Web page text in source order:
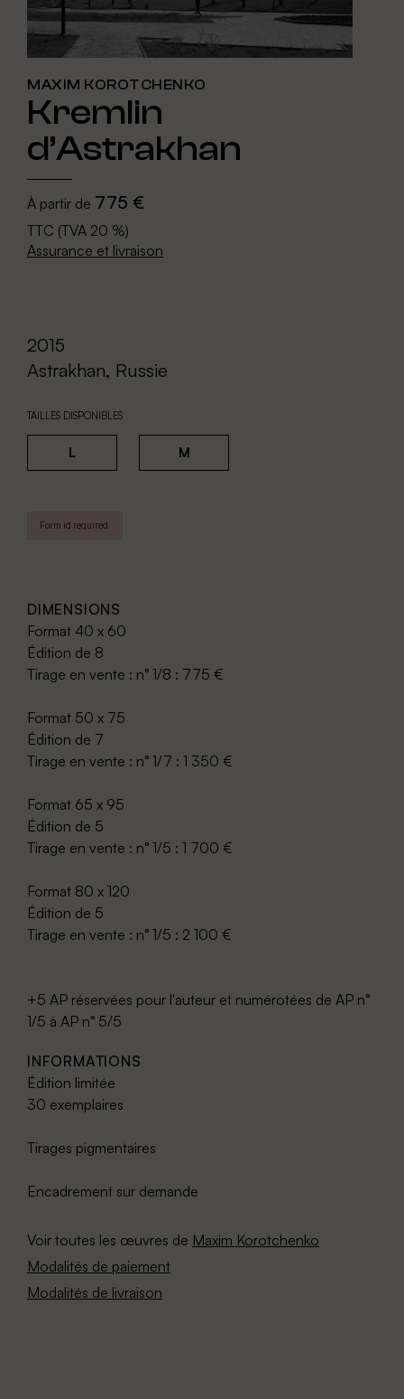
MAXIM KOROTCHENKO
Kremlin
d’Astrakhan
À partir de 775 €
TTC (TVA 20 %)
Assurance et livraison
2015
Astrakhan, Russie
TAILLES DISPONIBLES
L M
Form id required.
DIMENSIONS
Format 40 x 60
Édition de 8
Tirage en vente : n° 1/8 : 775 €
Format 50 x 75
Édition de 7
Tirage en vente : n° 1/7 : 1 350 €
Format 65 x 95
Édition de 5
Tirage en vente : n° 1/5 : 1 700 €
Format 80 x 120
Édition de 5
Tirage en vente : n° 1/5 : 2 100 €
+5 AP réservées pour l'auteur et numérotées de AP n°
1/5 à AP n° 5/5
INFORMATIONS
Édition limitée
30 exemplaires
Tirages pigmentaires
Encadrement sur demande
Voir toutes les œuvres de Maxim Korotchenko
Modalités de paiement
Modalités de livraison